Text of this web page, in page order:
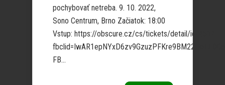
pochybovať netreba. 9. 10. 2022,
Sono Centrum, Brno Začiatok: 18:00
Vstup: https://obscure.cz/cs/tickets/detail/id/451?
FB...